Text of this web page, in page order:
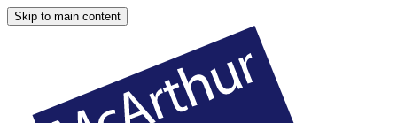
Skip to main content